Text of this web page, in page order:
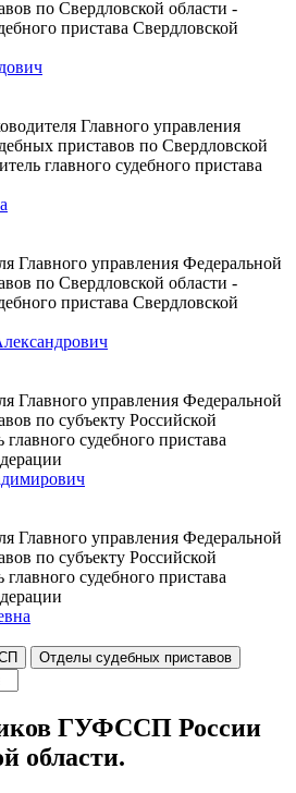
по Свердловской области -
пристава Свердловской
Главного управления
приставов по Свердловской
главного судебного пристава
Главного управления Федеральной
по Свердловской области -
пристава Свердловской
Главного управления Федеральной
по субъекту Российской
судебного пристава
Главного управления Федеральной
по субъекту Российской
судебного пристава
Отделы судебных приставов
ГУФССП России
области.